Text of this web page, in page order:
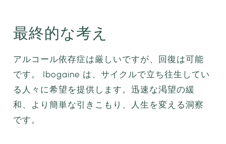
最終的な考え
アルコール依存症は厳しいですが、回復は可能
です。 Ibogaine は、サイクルで立ち往生してい
る人々に希望を提供します。迅速な渇望の緩
和、より簡単な引きこもり、人生を変える洞察
です。